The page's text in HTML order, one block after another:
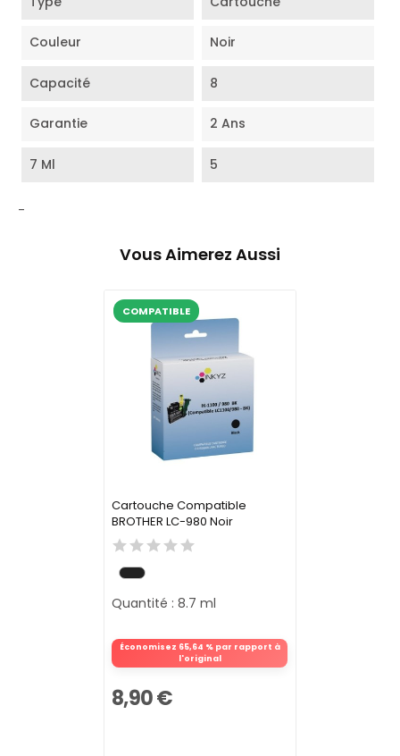
Couleur Noir
Capacité 8
Garantie 2 Ans
7 Ml 5
-
Vous Aimerez Aussi
COMPATIBLE
Cartouche Compatible
BROTHER LC-980 Noir
Économisez 65,64 % par rapport à
l'original
Quantité : 8.7 ml
8,90 €